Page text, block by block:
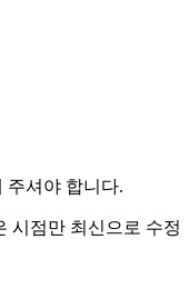
주셔야 합니다.
시점만 최신으로 수정